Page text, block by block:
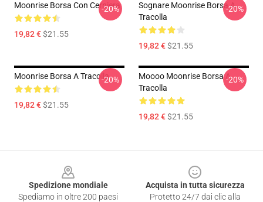
Moonrise Borsa Con Cerniera
19,82 €$21.55
-20%
Sognare Moonrise Borsa A
Tracolla
19,82 €$21.55
-20%
Moonrise Borsa A Tracolla
19,82 €$21.55
-20%
Moooo Moonrise Borsa A
Tracolla
19,82 €$21.55
-20%
Spedizione mondiale
Spediamo in oltre 200 paesi
Acquista in tutta sicurezza
Protetto 24/7 dai clic alla